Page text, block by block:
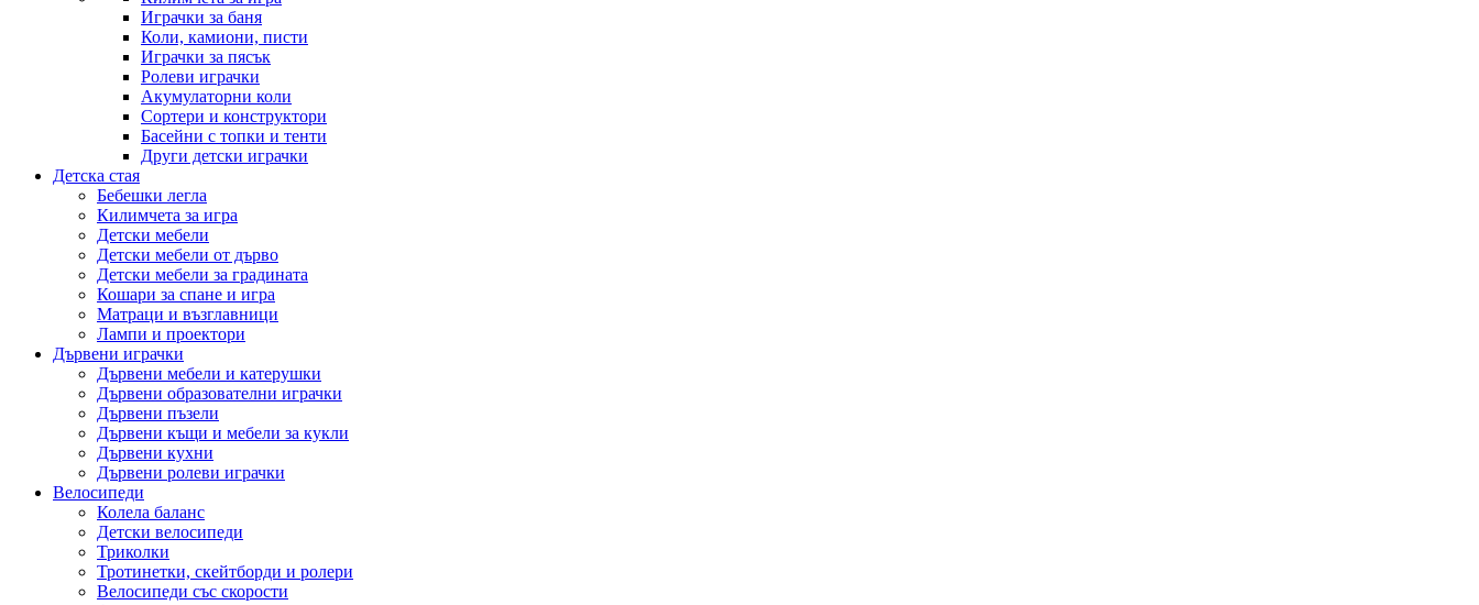
Играчки за баня
Коли, камиони, писти
Играчки за пясък
Ролеви играчки
Акумулаторни коли
Сортери и конструктори
Басейни с топки и тенти
Други детски играчки
Детска стая
Бебешки легла
Килимчета за игра
Детски мебели
Детски мебели от дърво
Детски мебели за градината
Кошари за спане и игра
Матраци и възглавници
Лампи и проектори
Дървени играчки
Дървени мебели и катерушки
Дървени образователни играчки
Дървени пъзели
Дървени къщи и мебели за кукли
Дървени кухни
Дървени ролеви играчки
Велосипеди
Колела баланс
Детски велосипеди
Триколки
Тротинетки, скейтборди и ролери
Велосипеди със скорости